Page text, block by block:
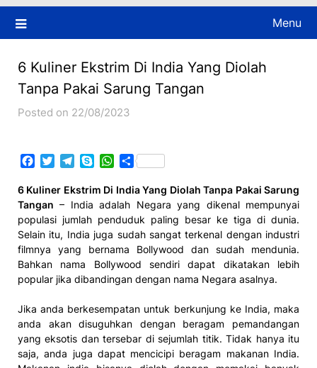
Menu
6 Kuliner Ekstrim Di India Yang Diolah
Tanpa Pakai Sarung Tangan
Posted on 22/08/2023
Facebook
TwitterTelegram
SkypeWhatsApp
Share
6 Kuliner Ekstrim Di India Yang Diolah Tanpa Pakai Sarung
Tangan – India adalah Negara yang dikenal mempunyai
populasi jumlah penduduk paling besar ke tiga di dunia.
Selain itu, India juga sudah sangat terkenal dengan industri
filmnya yang bernama Bollywood dan sudah mendunia.
Bahkan nama Bollywood sendiri dapat dikatakan lebih
popular jika dibandingan dengan nama Negara asalnya.
Jika anda berkesempatan untuk berkunjung ke India, maka
anda akan disuguhkan dengan beragam pemandangan
yang eksotis dan tersebar di sejumlah titik. Tidak hanya itu
saja, anda juga dapat mencicipi beragam makanan India.